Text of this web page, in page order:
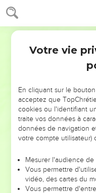
NE
DE
ET SI LEURS
leur foi ou leur vision.
et les saisons difficiles
sont elles
Votre vie
En cliquant sur le
acceptez que
cookies ou l'identifiant
traite vos données à
données de navigation
votre compte utilisateur)
Mesurer l'audience
Vous permettre
vidéo, des cartes du
Vous permettre